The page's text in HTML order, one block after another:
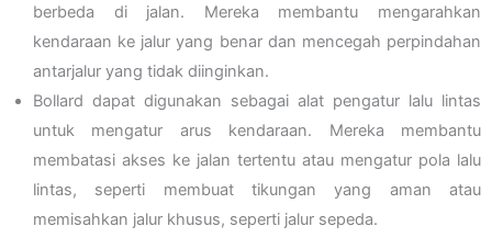
berbeda di jalan. Mereka membantu mengarahkan
kendaraan ke jalur yang benar dan mencegah perpindahan
antarjalur yang tidak diinginkan.
Bollard dapat digunakan sebagai alat pengatur lalu lintas
untuk mengatur arus kendaraan. Mereka membantu
membatasi akses ke jalan tertentu atau mengatur pola lalu
lintas, seperti membuat tikungan yang aman atau
memisahkan jalur khusus, seperti jalur sepeda.